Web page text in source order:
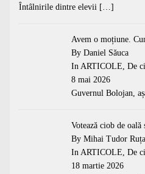
Întâlnirile dintre elevii […]
Avem o moțiune.
By Daniel Săuca
In ARTICOLE, De
8 mai 2026
Guvernul Bolojan,
Votează ciob de oală
By Mihai Tudor
In ARTICOLE, De
18 martie 2026